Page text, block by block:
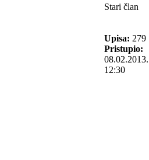
Stari član
Upisa: 279
Pristupio:
08.02.2013.
12:30